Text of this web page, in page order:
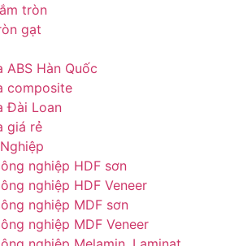
tròn
gạt
ABS Hàn Quốc
composite
Đài Loan
giá rẻ
nghiệp HDF sơn
nghiệp HDF Veneer
nghiệp MDF sơn
nghiệp MDF Veneer